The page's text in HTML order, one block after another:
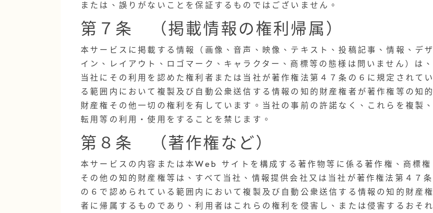
または、誤りがないことを保証するものではございません。
第７条 （掲載情報の権利帰属）
本サービスに掲載する情報（画像、音声、映像、テキスト、投稿記事、情報、デザ
イン、レイアウト、ロゴマーク、キャラクター、商標等の態様は問いません）は、
当社にその利用を認めた権利者または当社が著作権法第４７条の６に規定されてい
る範囲内において複製及び自動公衆送信する情報の知的財産権者が著作権等の知的
財産権その他一切の権利を有しています。当社の事前の許諾なく、これらを複製、
転用等の利用・使用をすることを禁じます。
第８条 （著作権など）
本サービスの内容または本Web サイトを構成する著作物等に係る著作権、商標権
その他の知的財産権等は、すべて当社、情報提供会社又は当社が著作権法第４７条
の６で認められている範囲内において複製及び自動公衆送信する情報の知的財産権
者に帰属するものであり、利用者はこれらの権利を侵害し、または侵害するおそれ